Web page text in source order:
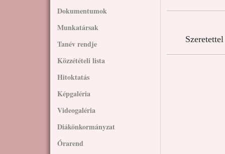
Dokumentumok
Munkatársak
Tanév rendje
Közzétételi lista
Hitoktatás
Képgaléria
Videogaléria
Diákönkormányzat
Órarend